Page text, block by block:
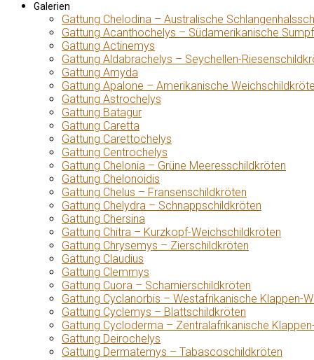
Galerien
Gattung Chelodina – Australische
Gattung Acanthochelys – Südamerikanische
Gattung Actinemys
Gattung Aldabrachelys – Seychellen-
Gattung Amyda
Gattung Apalone – Amerikanische
Gattung Astrochelys
Gattung Batagur
Gattung Caretta
Gattung Carettochelys
Gattung Centrochelys
Gattung Chelonia – Grüne Meeresschildkröten
Gattung Chelonoidis
Gattung Chelus – Fransenschildkröten
Gattung Chelydra – Schnappschildkröten
Gattung Chersina
Gattung Chitra – Kurzkopf-Weichschildkröten
Gattung Chrysemys – Zierschildkröten
Gattung Claudius
Gattung Clemmys
Gattung Cuora – Scharnierschildkröten
Gattung Cyclanorbis – Westafrikanische Klappen-
Gattung Cyclemys – Blattschildkröten
Gattung Cycloderma – Zentralafrikanische
Gattung Deirochelys
Gattung Dermatemys – Tabascoschildkröten